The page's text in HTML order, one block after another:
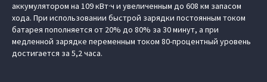
аккумулятором на 109 кВт·ч и увеличенным до 608 км запасом
хода. При использовании быстрой зарядки постоянным током
батарея пополняется от 20% до 80% за 30 минут, а при
медленной зарядке переменным током 80-процентный уровень
достигается за 5,2 часа.